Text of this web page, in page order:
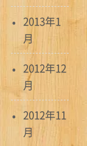
2013年1
月
2012年12
月
2012年11
月